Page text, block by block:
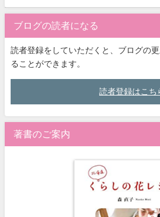
ブログの読者になる
読者登録をしていただくと、ブログの
ることができます。
読者登録はこち
著書のご案内